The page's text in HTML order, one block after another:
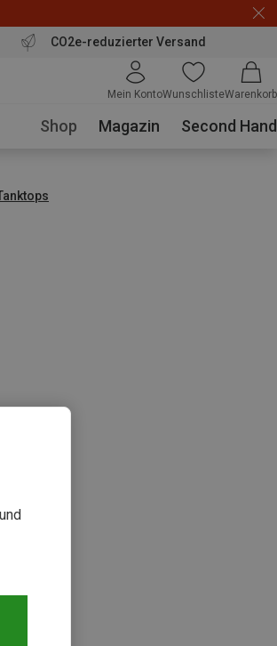
CO2e-reduzierter Versand
Mein KontoWunschlisteWarenkorb
Shop Magazin Second Hand